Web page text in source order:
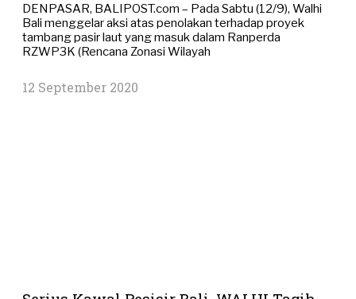
DENPASAR, BALIPOST.com – Pada Sabtu (12/9), Walhi
Bali menggelar aksi atas penolakan terhadap proyek
tambang pasir laut yang masuk dalam Ranperda
RZWP3K (Rencana Zonasi Wilayah
12 September 2020